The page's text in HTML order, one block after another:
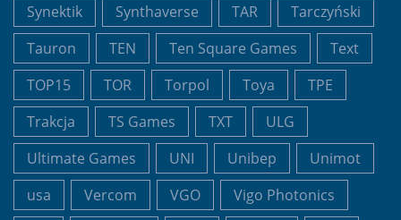
Synektik
Synthaverse TAR
Tarczyński
Tauron
TEN Ten Square Games
Text
TOP15
TOR Torpol Toya
TPE
Trakcja
TS Games TXT
ULG
Ultimate Games
UNI Unibep
Unimot
usa
Vercom VGO
Vigo Photonics